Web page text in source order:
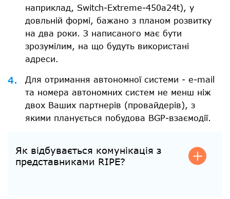
наприклад, Switch-Extreme-450a24t), у
довльній формі, бажано з планом розвитку
на два роки. З написаного має бути
зрозумілим, на що будуть використані
адреси.
Для отримання автономної системи - e-mail
та номера автономних систем не менш ніж
двох Ваших партнерів (провайдерів), з
якими планується побудова BGP-взаємодії.
Як відбувається комунікація з
представниками RIPE?